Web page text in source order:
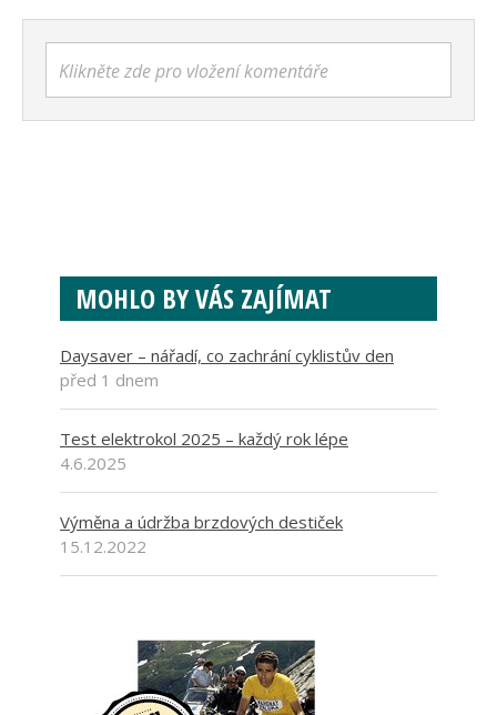
Klikněte zde pro vložení komentáře
MOHLO BY VÁS ZAJÍMAT
Daysaver – nářadí, co zachrání cyklistův den
před 1 dnem
Test elektrokol 2025 – každý rok lépe
4.6.2025
Výměna a údržba brzdových destiček
15.12.2022